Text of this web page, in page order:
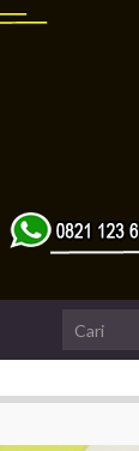
Search